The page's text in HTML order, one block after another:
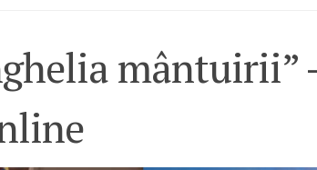
mântuirii”